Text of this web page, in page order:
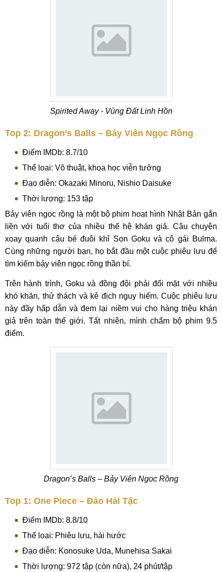
Spirited Away - Vùng Đất Linh Hồn
Top 2: Dragon’s Balls – Bảy Viên Ngọc Rồng
Điểm IMDb: 8.7/10
Thể loại: Võ thuật, khoa học viễn tưởng
Đạo diễn: Okazaki Minoru, Nishio Daisuke
Thời lượng: 153 tập
Bảy viên ngọc rồng là một bộ phim hoạt hình Nhật Bản gắn
liền với tuổi thơ của nhiều thế hệ khán giả. Câu chuyện
xoay quanh cậu bé đuôi khỉ Son Goku và cô gái Bulma.
Cùng những người bạn, họ bắt đầu một cuộc phiêu lưu để
tìm kiếm bảy viên ngọc rồng thần bí.
Trên hành trình, Goku và đồng đội phải đối mặt với nhiều
khó khăn, thử thách và kẻ địch nguy hiểm. Cuộc phiêu lưu
này đầy hấp dẫn và đem lại niềm vui cho hàng triệu khán
giả trên toàn thế giới. Tất nhiên, mình chấm bộ phim 9.5
điểm.
Dragon’s Balls – Bảy Viên Ngọc Rồng
Top 1: One Piece – Đảo Hải Tặc
Điểm IMDb: 8.8/10
Thể loại: Phiêu lưu, hài hước
Đạo diễn: Konosuke Uda, Munehisa Sakai
Thời lượng: 972 tập (còn nữa), 24 phút/tập